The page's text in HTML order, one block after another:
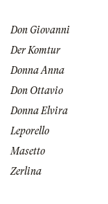
Don Giovanni
Der Komtur
Donna Anna
Don Ottavio
Donna Elvira
Leporello
Masetto
Zerlina